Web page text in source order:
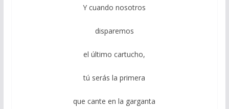
Y cuando nosotros
disparemos
el último cartucho,
tú serás la primera
que cante en la garganta